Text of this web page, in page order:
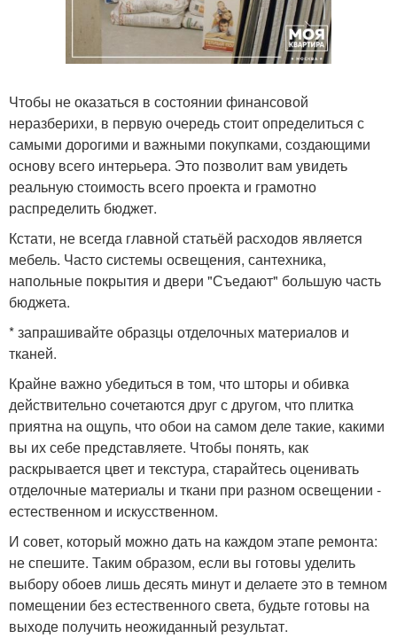
Чтобы не оказаться в состоянии финансовой
неразберихи, в первую очередь стоит определиться с
самыми дорогими и важными покупками, создающими
основу всего интерьера. Это позволит вам увидеть
реальную стоимость всего проекта и грамотно
распределить бюджет.
Кстати, не всегда главной статьёй расходов является
мебель. Часто системы освещения, сантехника,
напольные покрытия и двери "Съедают" большую часть
бюджета.
* запрашивайте образцы отделочных материалов и
тканей.
Крайне важно убедиться в том, что шторы и обивка
действительно сочетаются друг с другом, что плитка
приятна на ощупь, что обои на самом деле такие, какими
вы их себе представляете. Чтобы понять, как
раскрывается цвет и текстура, старайтесь оценивать
отделочные материалы и ткани при разном освещении -
естественном и искусственном.
И совет, который можно дать на каждом этапе ремонта:
не спешите. Таким образом, если вы готовы уделить
выбору обоев лишь десять минут и делаете это в темном
помещении без естественного света, будьте готовы на
выходе получить неожиданный результат.